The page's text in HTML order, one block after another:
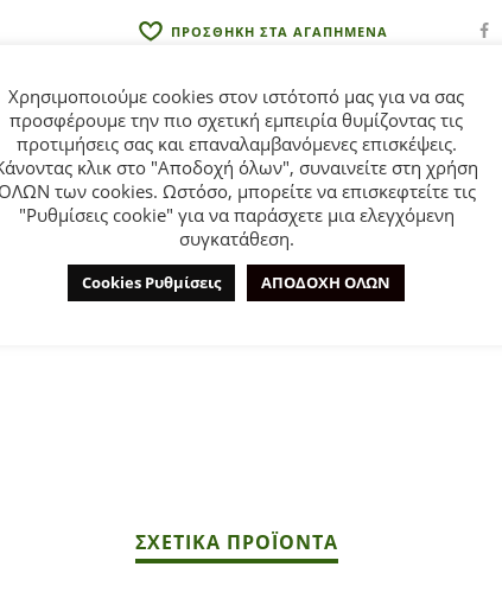
ΠΡΟΣΘΗΚΗ ΣΤΑ ΑΓΑΠΗΜΕΝΑ
ΕΠΙΠΛΈΟΝ ΠΛΗΡΟΦΟΡΊΕΣ ΕΤΑΙΡΊΑ
από 6 έως 16 ετών εμπριμέ σε ροζ με πράσινες
ΣΧΕΤΙΚΆ ΠΡΟΪΌΝΤΑ
Χρησιμοποιούμε cookies στον ιστότοπό μας για να σας
προσφέρουμε την πιο σχετική εμπειρία θυμίζοντας τις
προτιμήσεις σας και επαναλαμβανόμενες επισκέψεις.
κλικ στο "Αποδοχή όλων", συναινείτε στη χρήση
ΟΛΩΝ των cookies. Ωστόσο, μπορείτε να επισκεφτείτε τις
"Ρυθμίσεις cookie" για να παράσχετε μια ελεγχόμενη
συγκατάθεση.
Cookies Ρυθμίσεις ΑΠΟΔΟΧΗ ΟΛΩΝ